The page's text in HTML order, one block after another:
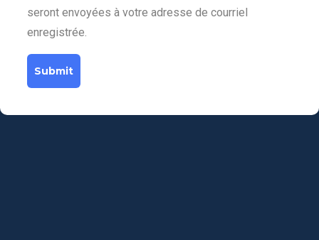
seront envoyées à votre adresse de courriel
enregistrée.